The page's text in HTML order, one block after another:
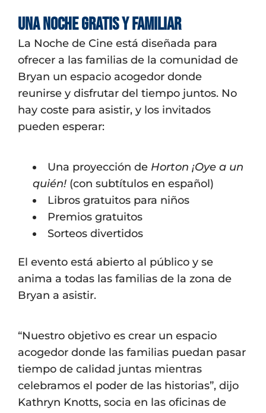
Una noche gratis y familiar
La Noche de Cine está diseñada para
ofrecer a las familias de la comunidad de
Bryan un espacio acogedor donde
reunirse y disfrutar del tiempo juntos. No
hay coste para asistir, y los invitados
pueden esperar:
Una proyección de Horton ¡Oye a un
quién! (con subtítulos en español)
Libros gratuitos para niños
Premios gratuitos
Sorteos divertidos
El evento está abierto al público y se
anima a todas las familias de la zona de
Bryan a asistir.
“Nuestro objetivo es crear un espacio
acogedor donde las familias puedan pasar
tiempo de calidad juntas mientras
celebramos el poder de las historias”, dijo
Kathryn Knotts, socia en las oficinas de